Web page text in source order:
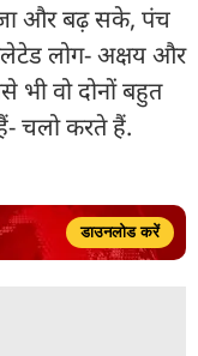
और बढ़ सके, पंच
लोग- अक्षय और
भी वो दोनों बहुत
चलो करते हैं.
डाउनलोड करें